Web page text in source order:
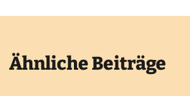
Ähnliche Beiträge